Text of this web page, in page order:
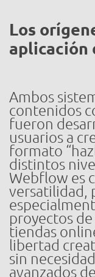
Los
aplicación
Ambos
contenidos
fueron
usuarios a
formato
distintos
Webflow es
versatilidad,
proyectos
tiendas
libertad
sin
avanzados